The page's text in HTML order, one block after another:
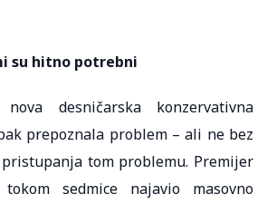
su hitno potrebni
desničarska konzervativna
prepoznala problem – ali ne bez
tom problemu. Premijer
sedmice najavio masovno